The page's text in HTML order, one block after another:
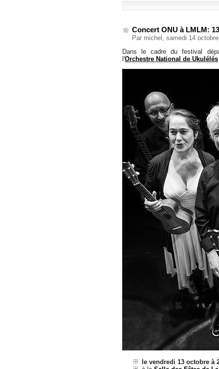
Concert ONU à LMLM:
Par michel, samedi 14
Dans le cadre du festival
l'Orchestre National de Ukulélés
le vendredi 13 octobre à